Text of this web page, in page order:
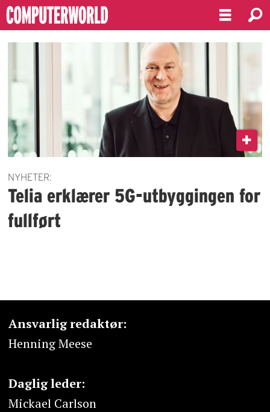
Emne:
stein-
erik
vellan
NYHETER:
Telia erklærer 5G-utbyggingen for
fullført
Ansvarlig redaktør:
Henning Meese
Daglig leder:
Mickael Carlson